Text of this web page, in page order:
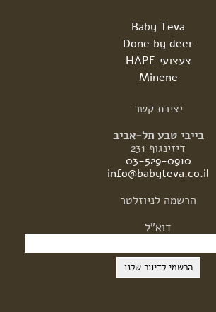
Baby Teva
Done by deer
צעצועי HAPE
Minene
יצירת קשר
בייבי טבע תל-אביב
דיזינגוף 231
03-529-0910
info@babyteva.co.il
הרשמה לניוזלטר
דוא"ל